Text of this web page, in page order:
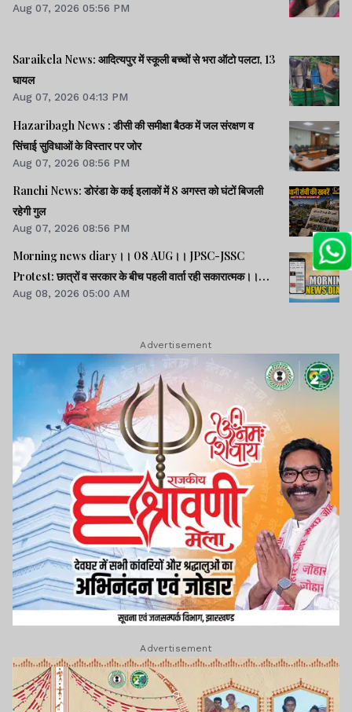
Aug 07, 2026 05:56 PM
Saraikela News: आदित्यपुर में स्कूली बच्चों से भरा ऑटो पलटा, 13
घायल
Aug 07, 2026 04:13 PM
Hazaribagh News : डीसी की समीक्षा बैठक में जल संरक्षण व
सिंचाई सुविधाओं के विस्तार पर जोर
Aug 07, 2026 08:56 PM
Ranchi News: डोरंडा के कई इलाकों में 8 अगस्त को घंटों बिजली
रहेगी गुल
Aug 07, 2026 08:56 PM
Morning news diary।। 08 AUG।। JPSC-JSSC
Protest: छात्रों व सरकार के बीच पहली वार्ता रही सकारात्मक।।
साइबर क्राइम मामलों की जांच में झारखंड पुलिस फिसड्डी।।संसद में
Aug 08, 2026 05:00 AM
Advertisement
Advertisement